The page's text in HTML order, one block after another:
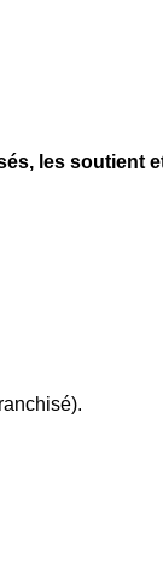
les soutient